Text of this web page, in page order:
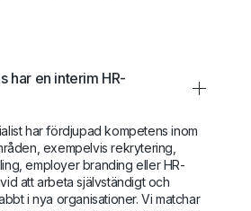
har en interim HR-
har fördjupad kompetens inom
exempelvis rekrytering,
employer branding eller HR-
att arbeta självständigt och
i nya organisationer. Vi matchar